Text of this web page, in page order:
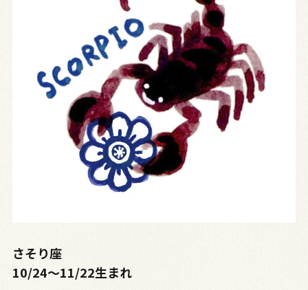
さそり座
10/24〜11/22生まれ